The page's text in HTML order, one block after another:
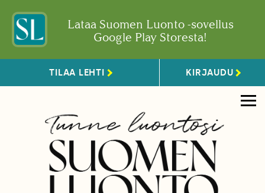
Lataa Suomen Luonto -sovellus
Google Play Storesta!
TILAA LEHTI KIRJAUDU